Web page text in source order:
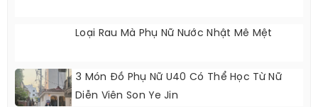
Loại Rau Mà Phụ Nữ Nước Nhật Mê Mệt
3 Món Đồ Phụ Nữ U40 Có Thể Học Từ Nữ
Diễn Viên Son Ye Jin